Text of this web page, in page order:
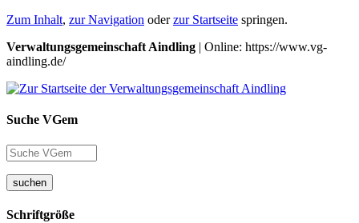
Zum Inhalt, zur Navigation oderzur Startseite springen.
Verwaltungsgemeinschaft Aindling | Online: https://www.vg-
aindling.de/
Suche VGem
suchen
Schriftgröße